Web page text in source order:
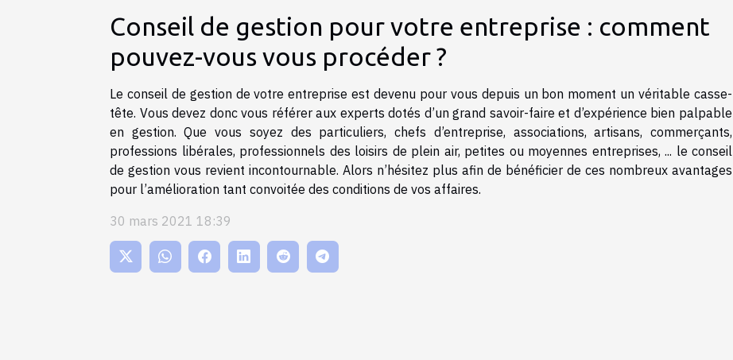
Conseil de gestion pour votre entreprise : comment
pouvez-vous vous procéder ?
Le conseil de gestion de votre entreprise est devenu pour vous depuis un bon moment un véritable casse-
tête. Vous devez donc vous référer aux experts dotés d’un grand savoir-faire et d’expérience bien palpable
en gestion. Que vous soyez des particuliers, chefs d’entreprise, associations, artisans, commerçants,
professions libérales, professionnels des loisirs de plein air, petites ou moyennes entreprises, ... le conseil
de gestion vous revient incontournable. Alors n’hésitez plus afin de bénéficier de ces nombreux avantages
pour l’amélioration tant convoitée des conditions de vos affaires.
30 mars 2021 18:39